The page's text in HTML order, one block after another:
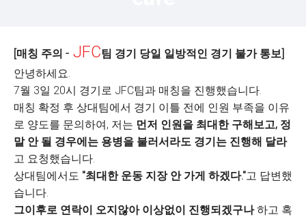
게
[매칭 주의 - JFC팀 경기 당일 일방적인 경기 불가 통보]
안녕하세요.
7월 3일 20시 경기로 JFC팀과 매칭을 진행했습니다.
매칭 확정 후 상대팀에서 경기 이틀 전에 인원 부족을 이유
로 양도를 문의하여, 저는 먼저 인원을 최대한 구해보고, 정
말 안 될 경우에는 용병을 불러서라도 경기는 진행해 달라
고 요청했습니다.
상대팀에서도 "최대한 운동 지장 안 가게 하겠다."고 답변했
습니다.
그이후로 연락이 오지않아 이상없이 진행되겠구나하고 혹